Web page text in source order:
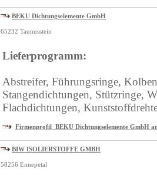
BEKU Dichtungselemente GmbH
65232 Taunusstein
Lieferprogramm:
Abstreifer, Führungsringe,
Stangendichtungen, Stützringe,
Flachdichtungen,
Firmenprofil BEKU Dichtungselemente GmbH
BIW ISOLIERSTOFFE GMBH
58256 Ennepetal